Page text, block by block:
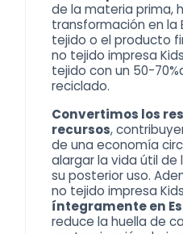
de la materia prima,
transformación en la
tejido o el producto
no tejido impresa Kids
tejido con un 50-
reciclado.
Convertimos los
recursos,
de una economía
alargar la vida útil
su posterior uso.
no tejido impresa Kids
íntegramente en
reduce la huella de